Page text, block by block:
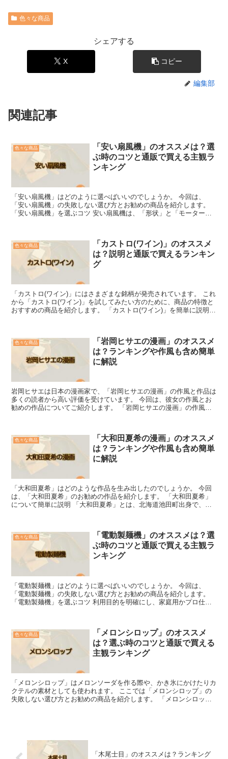
色々な商品
シェアする
X コピー
編集部
関連記事
色々な商品
「安い扇風機」のオススメは？選
ぶ時のコツと通販で買える主観ラ
ンキング
「安い扇風機」はどのように選べばいいのでしょうか。 今回は、
「安い扇風機」の失敗しない選び方とお勧めの商品を紹介します。
「安い扇風機」を選ぶコツ 安い扇風機は、「形状」と「モーターの
色々な商品
「カストロ(ワイン)」のオススメ
は？説明と通販で買えるランキン
グ
「カストロ(ワイン)」にはさまざまな銘柄が発売されています。 これ
から「カストロ(ワイン)」を試してみたい方のために、商品の特徴と
おすすめの商品を紹介します。 「カストロ(ワイン)」を簡単に説明
色々な商品
「岩岡ヒサエの漫画」のオススメ
は？ランキングや作風も含め簡単
に解説
岩岡ヒサエは日本の漫画家で、「岩岡ヒサエの漫画」の作風と作品は
多くの読者から高い評価を受けています。 今回は、彼女の作風とお
勧めの作品についてご紹介します。 「岩岡ヒサエの漫画」の作風つ
色々な商品
「大和田夏希の漫画」のオススメ
は？ランキングや作風も含め簡単
に解説
「大和田夏希」はどのような作品を生み出したのでしょうか。 今回
は、「大和田夏希」のお勧めの作品を紹介します。 「大和田夏希」
について簡単に説明 「大和田夏希」とは、北海道池田町出身で、
色々な商品
「電動製麺機」のオススメは？選
ぶ時のコツと通販で買える主観ラ
ンキング
「電動製麺機」はどのように選べばいいのでしょうか。 今回は、
「電動製麺機」の失敗しない選び方とお勧めの商品を紹介します。
「電動製麺機」を選ぶコツ 利用目的を明確にし、家庭用かプロ仕様
色々な商品
「メロンシロップ」のオススメ
は？選ぶ時のコツと通販で買える
主観ランキング
「メロンシロップ」はメロンソーダを作る際や、かき氷にかけたりカ
クテルの素材としても使われます。 ここでは「メロンシロップ」の
失敗しない選び方とお勧めの商品を紹介します。 「メロンシロッ
「木尾士目」のオススメは？ランキング